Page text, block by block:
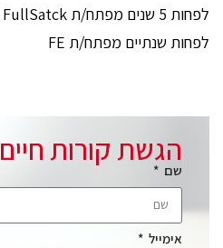
לפחות 5 שנים מפתח/ת FullSatck
לפחות שנתיים מפתח/ת FE
הגשת קורות חיים
שם
אימייל